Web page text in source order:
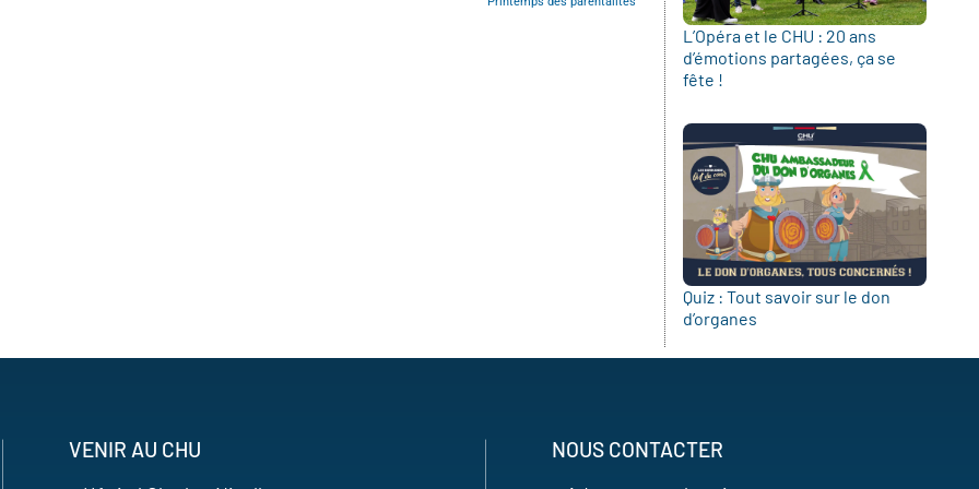
L’Opéra et le CHU : 20 ans
d’émotions partagées, ça se
fête !
Quiz : Tout savoir sur le don
d’organes
VENIR AU CHU NOUS CONTACTER